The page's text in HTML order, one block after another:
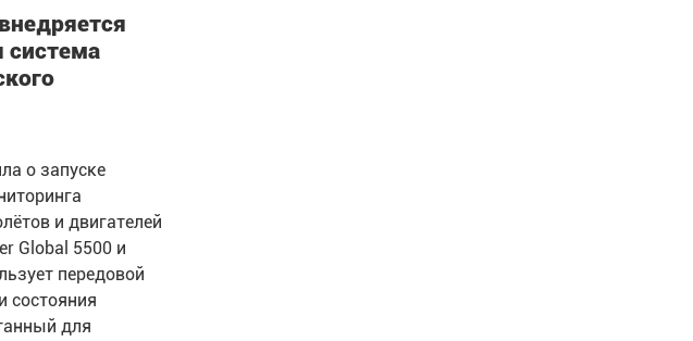
система
о запуске
и двигателей
Global 5500 и
передовой
состояния
для